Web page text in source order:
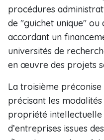
procédures
de "guichet unique"
accordant un
universités de
en œuvre des projets
La troisième
précisant les
propriété
d’entreprises issues